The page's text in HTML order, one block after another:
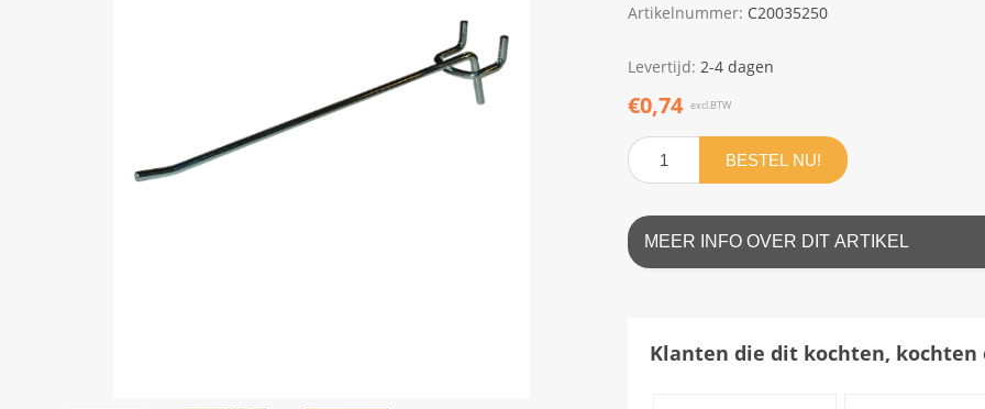
Artikelnummer: C20035250
Levertijd: 2-4 dagen
€0,74 excl.BTW
BESTEL NU!
MEER INFO OVER DIT ARTIKEL
Klanten die dit kochten, kochten